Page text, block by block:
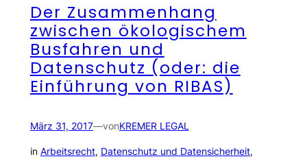
Der Zusammenhang
zwischen ökologischem
Busfahren und
Datenschutz (oder: die
Einführung von RIBAS)
März 31, 2017—vonKREMER LEGAL
in Arbeitsrecht, Datenschutz und Datensicherheit